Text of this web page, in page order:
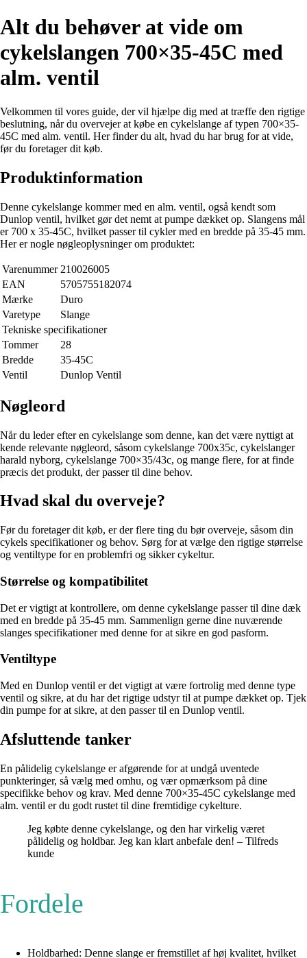
Alt du behøver at vide om
cykelslangen 700×35-45C med
alm. ventil
Velkommen til vores guide, der vil hjælpe dig med at træffe den rigtige
beslutning, når du overvejer at købe en cykelslange af typen 700×35-
45C med alm. ventil. Her finder du alt, hvad du har brug for at vide,
før du foretager dit køb.
Produktinformation
Denne cykelslange kommer med en alm. ventil, også kendt som
Dunlop ventil, hvilket gør det nemt at pumpe dækket op. Slangens mål
er 700 x 35-45C, hvilket passer til cykler med en bredde på 35-45 mm.
Her er nogle nøgleoplysninger om produktet:
Varenummer 210026005
EAN
5705755182074
Mærke
Duro
Varetype
Slange
Tekniske specifikationer
Tommer
28
Bredde
35-45C
Ventil
Dunlop Ventil
Nøgleord
Når du leder efter en cykelslange som denne, kan det være nyttigt at
kende relevante nøgleord, såsom cykelslange 700x35c, cykelslanger
harald nyborg, cykelslange 700×35/43c, og mange flere, for at finde
præcis det produkt, der passer til dine behov.
Hvad skal du overveje?
Før du foretager dit køb, er der flere ting du bør overveje, såsom din
cykels specifikationer og behov. Sørg for at vælge den rigtige størrelse
og ventiltype for en problemfri og sikker cykeltur.
Størrelse og kompatibilitet
Det er vigtigt at kontrollere, om denne cykelslange passer til dine dæk
med en bredde på 35-45 mm. Sammenlign gerne dine nuværende
slanges specifikationer med denne for at sikre en god pasform.
Ventiltype
Med en Dunlop ventil er det vigtigt at være fortrolig med denne type
ventil og sikre, at du har det rigtige udstyr til at pumpe dækket op. Tjek
din pumpe for at sikre, at den passer til en Dunlop ventil.
Afsluttende tanker
En pålidelig cykelslange er afgørende for at undgå uventede
punkteringer, så vælg med omhu, og vær opmærksom på dine
specifikke behov og krav. Med denne 700×35-45C cykelslange med
alm. ventil er du godt rustet til dine fremtidige cykelture.
Jeg købte denne cykelslange, og den har virkelig været
pålidelig og holdbar. Jeg kan klart anbefale den! – Tilfreds
kunde
Fordele
Holdbarhed: Denne slange er fremstillet af høj kvalitet, hvilket